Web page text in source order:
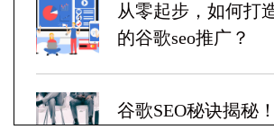
从零起步，如何打
的谷歌seo推广？
谷歌SEO秘诀揭秘